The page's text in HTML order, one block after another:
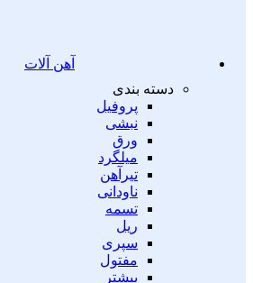
آهن آلات
دسته بندی
پروفیل
نبشی
ورق
میلگرد
تیرآهن
ناودانی
تسمه
ریل
سپری
مفتول
بیشتر